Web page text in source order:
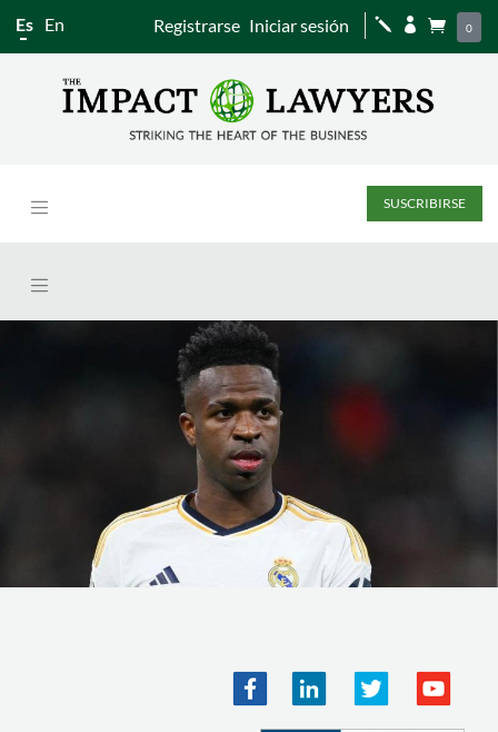
Es En Registrarse Iniciar sesión j   0
SUSCRIBIRSE